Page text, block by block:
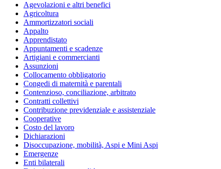
Agevolazioni e altri benefici
Agricoltura
Ammortizzatori sociali
Appalto
Apprendistato
Appuntamenti e scadenze
Artigiani e commercianti
Assunzioni
Collocamento obbligatorio
Congedi di maternità e parentali
Contenzioso, conciliazione, arbitrato
Contratti collettivi
Contribuzione previdenziale e assistenziale
Cooperative
Costo del lavoro
Dichiarazioni
Disoccupazione, mobilità, Aspi e Mini Aspi
Emergenze
Enti bilaterali